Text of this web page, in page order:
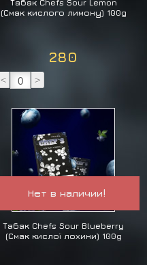
Табак Chefs Sour Lemon
(Смак кислого лимону) 100g
280
< >
Нет в наличии!
Табак Chefs Sour Blueberry
(Смак кислої лохини) 100g